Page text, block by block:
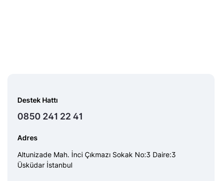
Destek Hattı
0850 241 22 41
Adres
Altunizade Mah. İnci Çıkmazı Sokak No:3 Daire:3
Üsküdar İstanbul